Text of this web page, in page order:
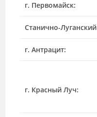
г. Первомайск:
Станично-
г. Антрацит:
г. Красный Луч: